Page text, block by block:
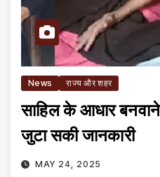
News राज्य और शहर
साहिल के आधार
जुटा सकी जानकारी
MAY 24, 2025